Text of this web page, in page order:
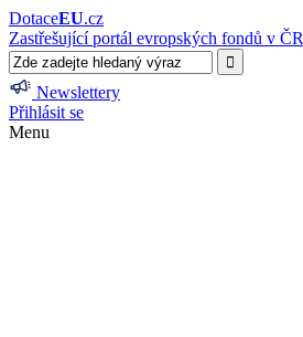
DotaceEU.cz
Zastřešující portál evropských fondů v ČR
Newslettery
Přihlásit se
Menu